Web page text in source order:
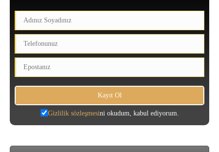
Gizlilik sözleşmesini okudum, kabul ediyorum.